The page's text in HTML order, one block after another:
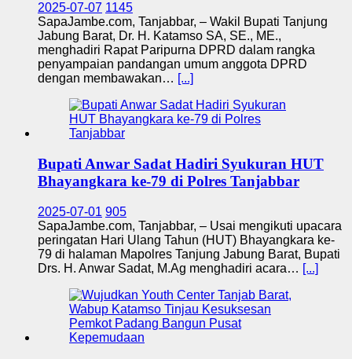
2025-07-07 1145
SapaJambe.com, Tanjabbar, – Wakil Bupati Tanjung
Jabung Barat, Dr. H. Katamso SA, SE., ME.,
menghadiri Rapat Paripurna DPRD dalam rangka
penyampaian pandangan umum anggota DPRD
dengan membawakan… [...]
Bupati Anwar Sadat Hadiri Syukuran HUT
Bhayangkara ke-79 di Polres Tanjabbar
2025-07-01 905
SapaJambe.com, Tanjabbar, – Usai mengikuti upacara
peringatan Hari Ulang Tahun (HUT) Bhayangkara ke-
79 di halaman Mapolres Tanjung Jabung Barat, Bupati
Drs. H. Anwar Sadat, M.Ag menghadiri acara… [...]